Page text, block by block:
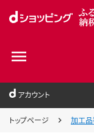
アカウント
トップページ 加工